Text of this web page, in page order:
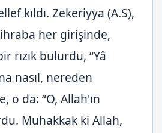
kıldı. Zekeriyya (A.S),
her girişinde,
rızık bulurdu, “Yâ
nasıl, nereden
o da: “O, Allah'ın
Muhakkak ki Allah,